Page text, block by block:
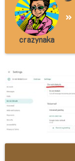
crazynaka